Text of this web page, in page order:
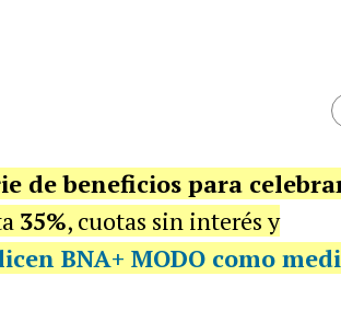
de beneficios para
35%, cuotas sin interés y
BNA+ MODO como